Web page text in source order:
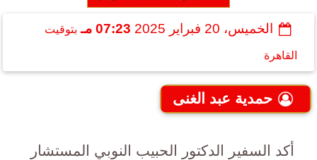
الخميس، 20 فبراير 2025 07:23 مـ بتوقيت
القاهرة
حمدية عبد الغنى
أكد السفير الدكتور الحبيب النوبي المستشار